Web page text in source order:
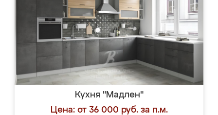
Кухня "Мадлен"
Цена: от 36 000 руб. за п.м.